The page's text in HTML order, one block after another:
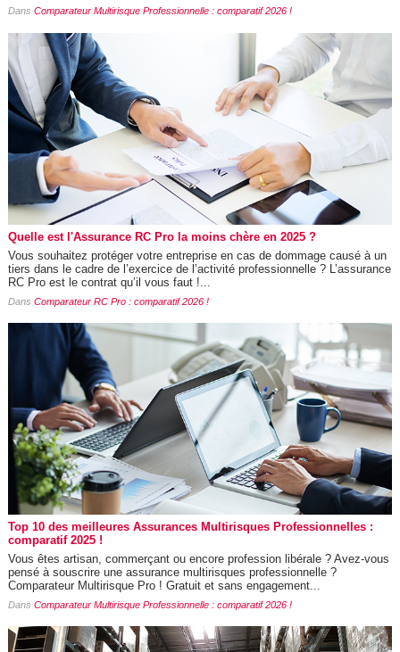
Dans Comparateur Multirisque Professionnelle : comparatif 2026 !
Quelle est l'Assurance RC Pro la moins chère en 2025 ?
Vous souhaitez protéger votre entreprise en cas de dommage causé à un
tiers dans le cadre de l’exercice de l’activité professionnelle ? L’assurance
RC Pro est le contrat qu’il vous faut !...
Dans Comparateur RC Pro : comparatif 2026 !
Top 10 des meilleures Assurances Multirisques Professionnelles :
comparatif 2025 !
Vous êtes artisan, commerçant ou encore profession libérale ? Avez-vous
pensé à souscrire une assurance multirisques professionnelle ?
Comparateur Multirisque Pro ! Gratuit et sans engagement...
Dans Comparateur Multirisque Professionnelle : comparatif 2026 !